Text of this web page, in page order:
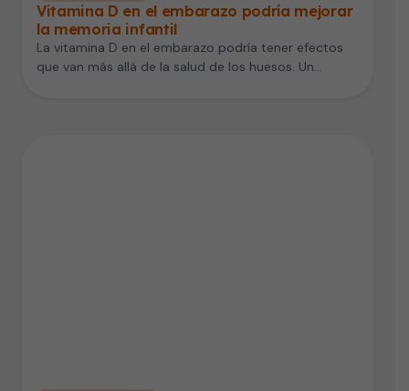
Vitamina D en el embarazo podría mejorar
la memoria infantil
La vitamina D en el embarazo podría tener efectos
que van más allá de la salud de los huesos. Un…